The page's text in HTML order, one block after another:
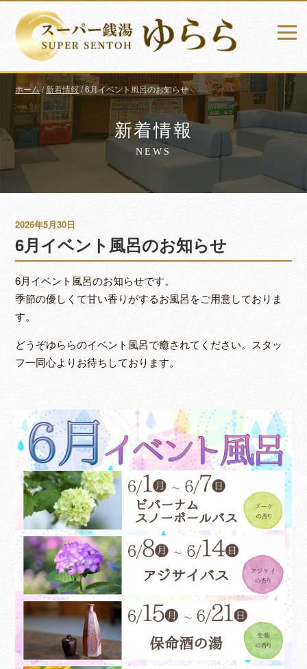
ホーム /新着情報/6月イベント風呂のお知らせ
新着情報
NEWS
2026年5月30日
6月イベント風呂のお知らせ
6月イベント風呂のお知らせです。
季節の優しくて甘い香りがするお風呂をご用意しておりま
す。
どうぞゆららのイベント風呂で癒されてください。スタッ
フ一同心よりお待ちしております。